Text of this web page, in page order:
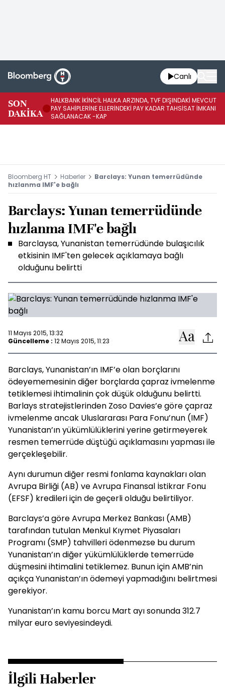
Canlı
SON
DAKİKA
HALKBANK İKİNCİL HALKA ARZINDA, TVF DIŞINDAKİ MEVCUT
PAY SAHİPLERİNE ELLERİNDEKİ PAY KADAR TAHSİSAT İMKANI
SAĞLANACAK -KAP
Bloomberg HT Haberler
Barclays: Yunan temerrüdünde
hızlanma IMF'e bağlı
Barclays: Yunan temerrüdünde
hızlanma IMF'e bağlı
Barclaysa, Yunanistan temerrüdünde bulaşıcılık
etkisinin IMF'ten gelecek açıklamaya bağlı
olduğunu belirtti
11 Mayıs 2015, 13:32
Güncelleme : 12 Mayıs 2015, 11:23
Barclays, Yunanistan’ın IMF’e olan borçlarını
ödeyememesinin diğer borçlarda çapraz ivmelenme
tetiklemesi ihtimalinin çok düşük olduğunu belirtti.
Barlays stratejistlerinden Zoso Davies’e göre çapraz
ivmelenme ancak Uluslararası Para Fonu’nun (IMF)
Yunanistan’ın yükümlülüklerini yerine getirmeyerek
resmen temerrüde düştüğü açıklamasını yapması ile
gerçekleşebilir.
Aynı durumun diğer resmi fonlama kaynakları olan
Avrupa Birliği (AB) ve Avrupa Finansal İstikrar Fonu
(EFSF) kredileri için de geçerli olduğu belirtiliyor.
Barclays’a göre Avrupa Merkez Bankası (AMB)
tarafından tutulan Menkul Kıymet Piyasaları
Programı (SMP) tahvilleri ödenmezse bu durum
Yunanistan’ın diğer yükümlülüklerde temerrüde
düşmesini ihtimalini tetiklemez. Bunun için AMB’nin
açıkça Yunanistan’ın ödemeyi yapmadığını belirtmesi
gerekiyor.
Yunanistan’ın kamu borcu Mart ayı sonunda 312.7
milyar euro seviyesindeydi.
İlgili Haberler